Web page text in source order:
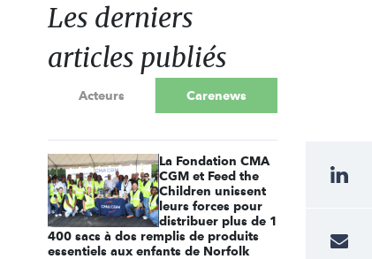
Les derniers
articles publiés
Acteurs Carenews
La Fondation CMA
CGM et Feed the
Children unissent
leurs forces pour
distribuer plus de 1
400 sacs à dos remplis de produits
essentiels aux enfants de Norfolk